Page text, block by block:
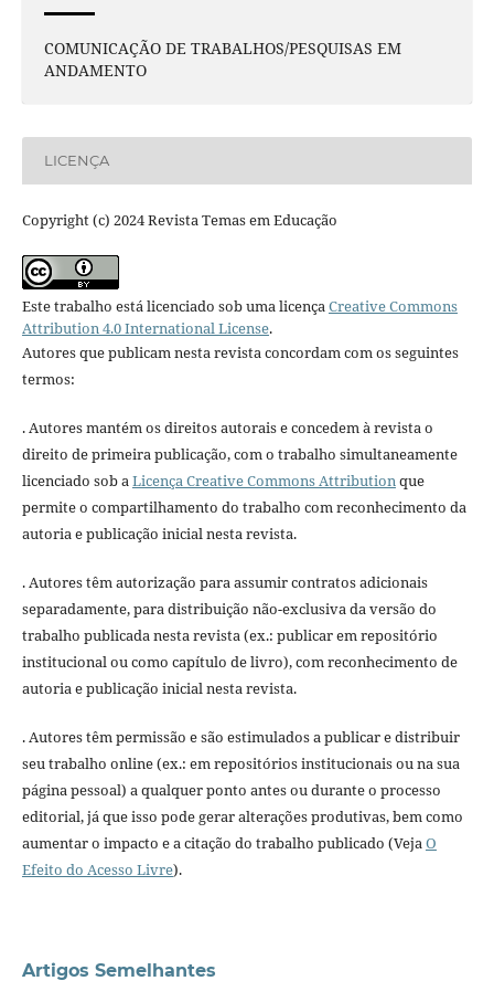
COMUNICAÇÃO DE TRABALHOS/PESQUISAS EM
ANDAMENTO
LICENÇA
Copyright (c) 2024 Revista Temas em Educação
Este trabalho está licenciado sob uma licençaCreative Commons
Attribution 4.0 International License.
Autores que publicam nesta revista concordam com os seguintes
termos:
. Autores mantém os direitos autorais e concedem à revista o
direito de primeira publicação, com o trabalho simultaneamente
licenciado sob aLicença Creative Commons Attributionque
permite o compartilhamento do trabalho com reconhecimento da
autoria e publicação inicial nesta revista.
. Autores têm autorização para assumir contratos adicionais
separadamente, para distribuição não-exclusiva da versão do
trabalho publicada nesta revista (ex.: publicar em repositório
institucional ou como capítulo de livro), com reconhecimento de
autoria e publicação inicial nesta revista.
. Autores têm permissão e são estimulados a publicar e distribuir
seu trabalho online (ex.: em repositórios institucionais ou na sua
página pessoal) a qualquer ponto antes ou durante o processo
editorial, já que isso pode gerar alterações produtivas, bem como
aumentar o impacto e a citação do trabalho publicado (VejaO
Efeito do Acesso Livre).
Artigos Semelhantes